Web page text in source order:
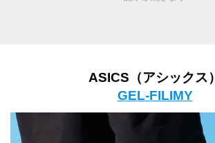
ASICS（アシックス）
GEL-FILIMY